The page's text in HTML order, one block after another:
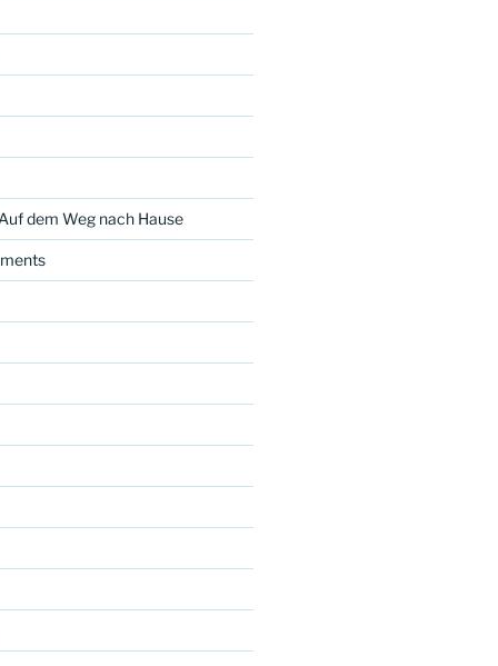
dem Weg nach Hause